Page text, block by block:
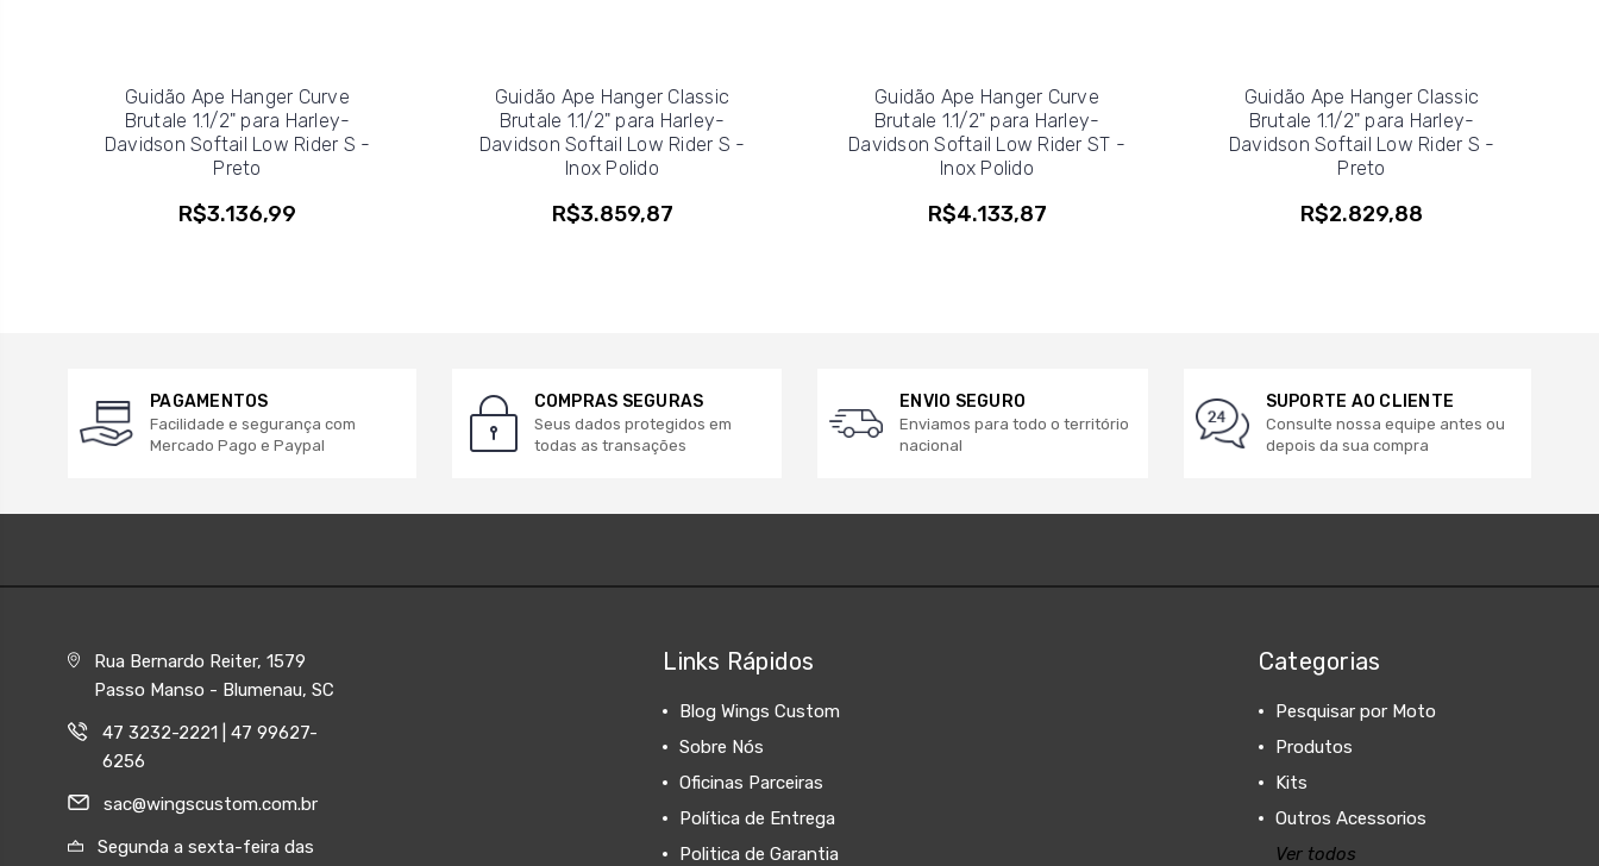
Guidão Ape Hanger Curve
Brutale 1.1/2" para Harley-
Davidson Softail Low Rider S -
Preto
R$3.136,99
Guidão Ape Hanger Classic
Brutale 1.1/2" para Harley-
Davidson Softail Low Rider S -
Inox Polido
R$3.859,87
Guidão Ape Hanger Curve
Brutale 1.1/2" para Harley-
Davidson Softail Low Rider ST -
Inox Polido
R$4.133,87
Guidão Ape Hanger Classic
Brutale 1.1/2" para Harley-
Davidson Softail Low Rider S -
Preto
R$2.829,88
PAGAMENTOS
Facilidade e segurança com
Mercado Pago e Paypal
COMPRAS SEGURAS
Seus dados protegidos em
todas as transações
ENVIO SEGURO
Enviamos para todo o território
nacional
SUPORTE AO CLIENTE
Consulte nossa equipe antes ou
depois da sua compra
Rua Bernardo Reiter, 1579
Passo Manso - Blumenau, SC
47 3232-2221 | 47 99627-
6256
sac@wingscustom.com.br
Segunda a sexta-feira das
Links Rápidos
Blog Wings Custom
Sobre Nós
Oficinas Parceiras
Política de Entrega
Politica de Garantia
Categorias
Pesquisar por Moto
Produtos
Kits
Outros Acessorios
Ver todos